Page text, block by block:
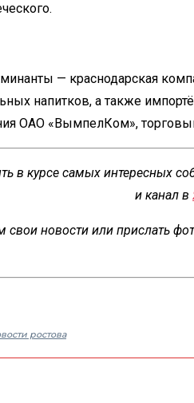
— краснодарская
напитков, а также
ОАО «ВымпелКом»,
в курсе самых интересных
и канал в
новости или прислать
ростова